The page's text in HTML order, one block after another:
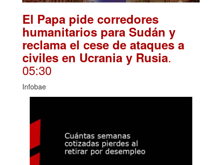
El Papa pide corredores
humanitarios para Sudán y
reclama el cese de ataques a
civiles en Ucrania y Rusia.
05:30
Infobae